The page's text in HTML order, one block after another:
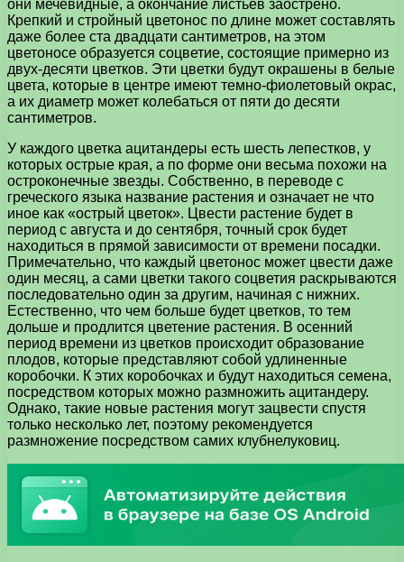
они мечевидные, а окончание листьев заострено.
Крепкий и стройный цветонос по длине может составлять
даже более ста двадцати сантиметров, на этом
цветоносе образуется соцветие, состоящие примерно из
двух-десяти цветков. Эти цветки будут окрашены в белые
цвета, которые в центре имеют темно-фиолетовый окрас,
а их диаметр может колебаться от пяти до десяти
сантиметров.
У каждого цветка ацитандеры есть шесть лепестков, у
которых острые края, а по форме они весьма похожи на
остроконечные звезды. Собственно, в переводе с
греческого языка название растения и означает не что
иное как «острый цветок». Цвести растение будет в
период с августа и до сентября, точный срок будет
находиться в прямой зависимости от времени посадки.
Примечательно, что каждый цветонос может цвести даже
один месяц, а сами цветки такого соцветия раскрываются
последовательно один за другим, начиная с нижних.
Естественно, что чем больше будет цветков, то тем
дольше и продлится цветение растения. В осенний
период времени из цветков происходит образование
плодов, которые представляют собой удлиненные
коробочки. К этих коробочках и будут находиться семена,
посредством которых можно размножить ацитандеру.
Однако, такие новые растения могут зацвести спустя
только несколько лет, поэтому рекомендуется
размножение посредством самих клубнелуковиц.